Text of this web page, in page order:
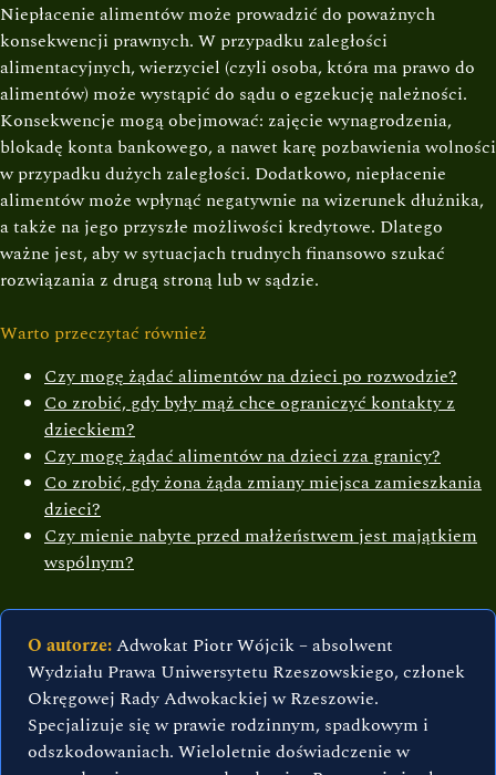
Niepłacenie alimentów może prowadzić do poważnych
konsekwencji prawnych. W przypadku zaległości
alimentacyjnych, wierzyciel (czyli osoba, która ma prawo do
alimentów) może wystąpić do sądu o egzekucję należności.
Konsekwencje mogą obejmować: zajęcie wynagrodzenia,
blokadę konta bankowego, a nawet karę pozbawienia wolności
w przypadku dużych zaległości. Dodatkowo, niepłacenie
alimentów może wpłynąć negatywnie na wizerunek dłużnika,
a także na jego przyszłe możliwości kredytowe. Dlatego
ważne jest, aby w sytuacjach trudnych finansowo szukać
rozwiązania z drugą stroną lub w sądzie.
Warto przeczytać również
Czy mogę żądać alimentów na dzieci po rozwodzie?
Co zrobić, gdy były mąż chce ograniczyć kontakty z
dzieckiem?
Czy mogę żądać alimentów na dzieci zza granicy?
Co zrobić, gdy żona żąda zmiany miejsca zamieszkania
dzieci?
Czy mienie nabyte przed małżeństwem jest majątkiem
wspólnym?
O autorze:Adwokat Piotr Wójcik – absolwent
Wydziału Prawa Uniwersytetu Rzeszowskiego, członek
Okręgowej Rady Adwokackiej w Rzeszowie.
Specjalizuje się w prawie rodzinnym, spadkowym i
odszkodowaniach. Wieloletnie doświadczenie w